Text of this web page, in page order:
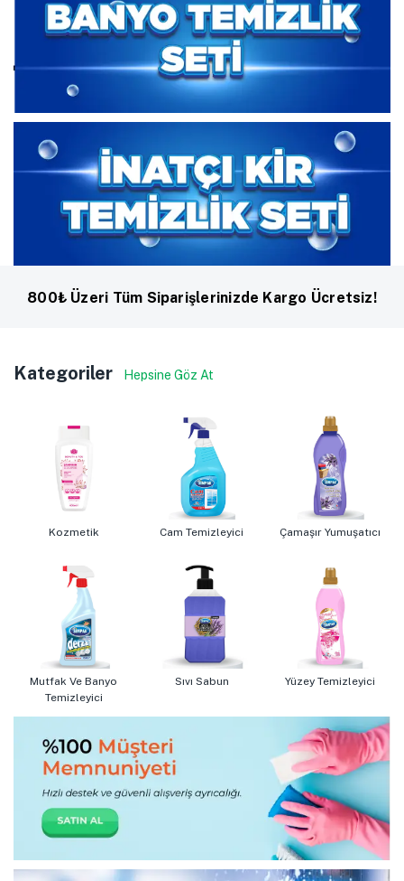
800₺ Üzeri Tüm Siparişlerinizde Kargo Ücretsiz!
Kategoriler Hepsine Göz At
Kozmetik Cam Temizleyici Çamaşır Yumuşatıcı
Mutfak Ve Banyo
Temizleyici
Sıvı Sabun Yüzey Temizleyici